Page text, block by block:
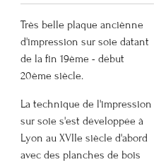
Très belle plaque anciènne
d'impression sur soie datant
de la fin 19ème - début
20ème siècle.
La technique de l'impression
sur soie s'est développée à
Lyon au XVIIe siècle d'abord
avec des planches de bois